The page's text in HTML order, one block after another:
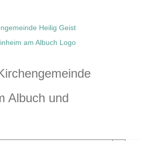
Albuch und